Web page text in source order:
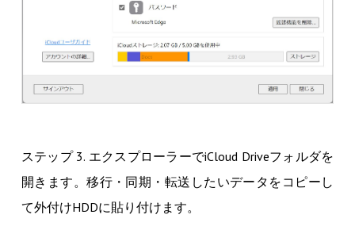
ステップ 3. エクスプローラーでiCloud Driveフォルダを
開きます。移行・同期・転送したいデータをコピーし
て外付けHDDに貼り付けます。